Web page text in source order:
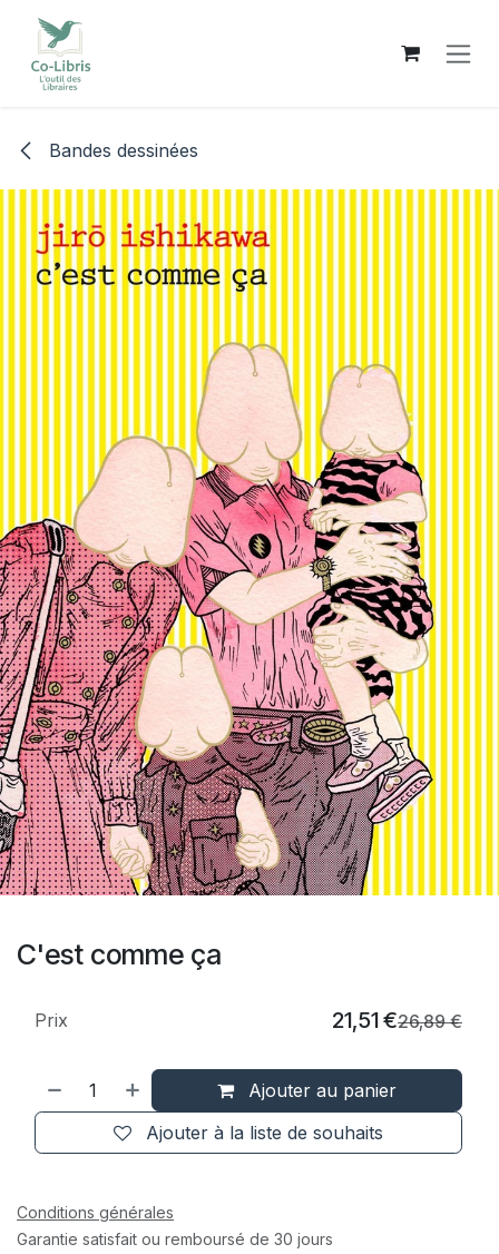
Se rendre au contenu
Bandes dessinées
C'est comme ça
Ajouter au panier
Ajouter à la liste de souhaits
Prix 21,51€26,89€
Conditions générales
Garantie satisfait ou remboursé de 30 jours